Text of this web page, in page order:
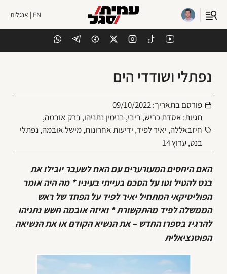
EN | אנגלית
נפתלי ושודדי הים
פורסם בתאריך:09/10/2022
תגיות: אסדת כריש,ביבי,בנימין נתניהו,ברק אובמה,
חיזבאללה, יאיר לפיד, ידיעות אחרונות,מישל אובמה, נפתלי
בנט,ערוץ 14
האם היחסים המעורערים עם האח לשעבר יובילו את
בנט להטיל וטו על הסכם בעייתי בעיניו * מה היה אומר
הפוליטיקאי המתחיל יאיר לפיד על הפחד של ראש
הממשלה לפיד מהתקשורת * ואיזה אובמה חשש נתניהו
להרגיז בספרו החדש – את הנשיא הקודם או את הנשיאה
הפוטנציאלית